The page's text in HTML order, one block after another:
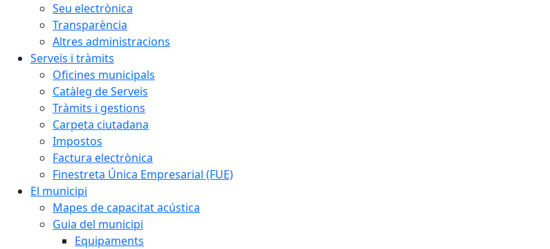
Seu electrònica
Transparència
Altres administracions
Serveis i tràmits
Oficines municipals
Catàleg de Serveis
Tràmits i gestions
Carpeta ciutadana
Impostos
Factura electrònica
Finestreta Única Empresarial (FUE)
El municipi
Mapes de capacitat acústica
Guia del municipi
Equipaments